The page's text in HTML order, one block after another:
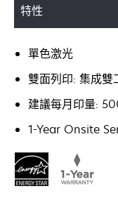
特性
單色激光
雙面列印: 集成雙
建議每月印量:
1-Year Onsite